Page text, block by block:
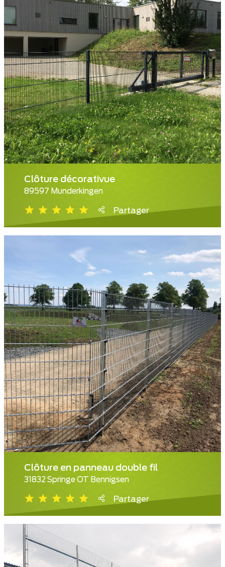
Clôture décorativue
89597 Munderkingen
Partager
Clôture en panneau double fil
31832 Springe OT Bennigsen
Partager